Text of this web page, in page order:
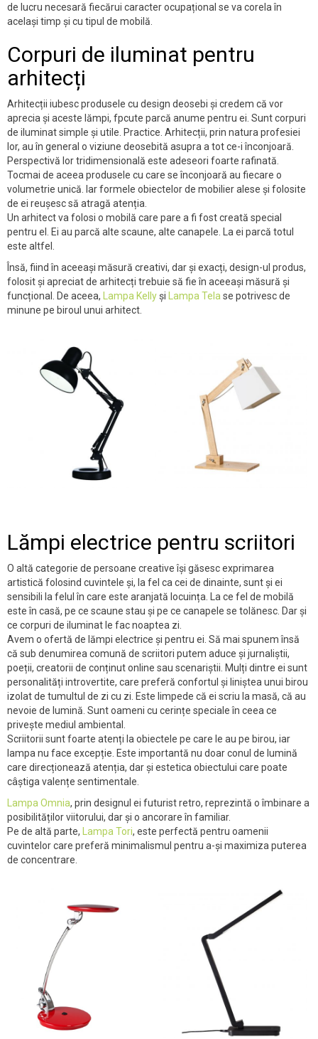
de lucru necesară fiecărui caracter ocupațional se va corela în
același timp și cu tipul de mobilă.
Corpuri de iluminat pentru
arhitecți
Arhitecții iubesc produsele cu design deosebi și credem că vor
aprecia și aceste lămpi, fpcute parcă anume pentru ei. Sunt corpuri
de iluminat simple și utile. Practice. Arhitecții, prin natura profesiei
lor, au în general o viziune deosebită asupra a tot ce-i înconjoară.
Perspectivă lor tridimensională este adeseori foarte rafinată.
Tocmai de aceea produsele cu care se înconjoară au fiecare o
volumetrie unică. Iar formele obiectelor de mobilier alese și folosite
de ei reușesc să atragă atenția.
Un arhitect va folosi o mobilă care pare a fi fost creată special
pentru el. Ei au parcă alte scaune, alte canapele. La ei parcă totul
este altfel.
Însă, fiind în aceeași măsură creativi, dar și exacți, design-ul produs,
folosit și apreciat de arhitecți trebuie să fie în aceeași măsură și
funcțional. De aceea, Lampa Kellyși Lampa Telase potrivesc de
minune pe biroul unui arhitect.
Lămpi electrice pentru scriitori
O altă categorie de persoane creative își găsesc exprimarea
artistică folosind cuvintele și, la fel ca cei de dinainte, sunt și ei
sensibili la felul în care este aranjată locuința. La ce fel de mobilă
este în casă, pe ce scaune stau și pe ce canapele se tolănesc. Dar și
ce corpuri de iluminat le fac noaptea zi.
Avem o ofertă de lămpi electrice și pentru ei. Să mai spunem însă
că sub denumirea comună de scriitori putem aduce și jurnaliștii,
poeții, creatorii de conținut online sau scenariștii. Mulți dintre ei sunt
personalități introvertite, care preferă confortul și liniștea unui birou
izolat de tumultul de zi cu zi. Este limpede că ei scriu la masă, că au
nevoie de lumină. Sunt oameni cu cerințe speciale în ceea ce
privește mediul ambiental.
Scriitorii sunt foarte atenți la obiectele pe care le au pe birou, iar
lampa nu face excepție. Este importantă nu doar conul de lumină
care direcționează atenția, dar și estetica obiectului care poate
câștiga valențe sentimentale.
Lampa Omnia, prin designul ei futurist retro, reprezintă o îmbinare a
posibilităților viitorului, dar și o ancorare în familiar.
Pe de altă parte,
Lampa Tori, este perfectă pentru oamenii
cuvintelor care preferă minimalismul pentru a-și maximiza puterea
de concentrare.